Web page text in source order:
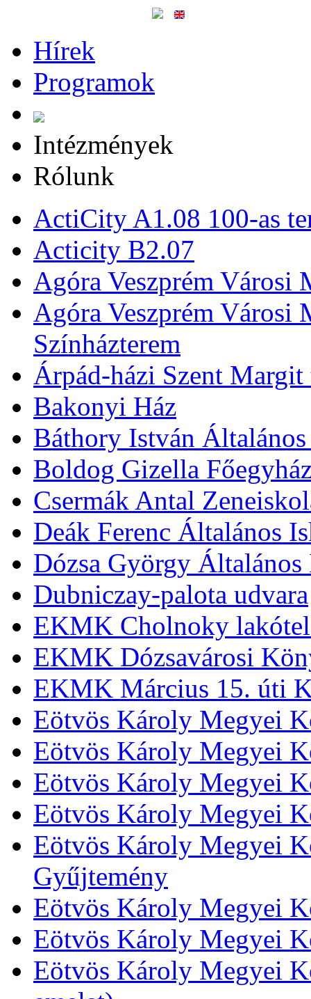
Hírek
Programok
Intézmények
Rólunk
ActiCity A1.08 100-as
Acticity B2.07
Agóra Veszprém Városi
Agóra Veszprém Városi
Színházterem
Árpád-házi Szent
Bakonyi Ház
Báthory István
Boldog Gizella
Csermák Antal
Deák Ferenc Általános
Dózsa György Általános
Dubniczay-palota udvara
EKMK Cholnoky
EKMK Dózsavárosi
EKMK Március 15. úti
Eötvös Károly Megyei
Eötvös Károly Megyei
Eötvös Károly Megyei
Eötvös Károly Megyei
Eötvös Károly Megyei
Gyűjtemény
Eötvös Károly Megyei
Eötvös Károly Megyei
Eötvös Károly Megyei